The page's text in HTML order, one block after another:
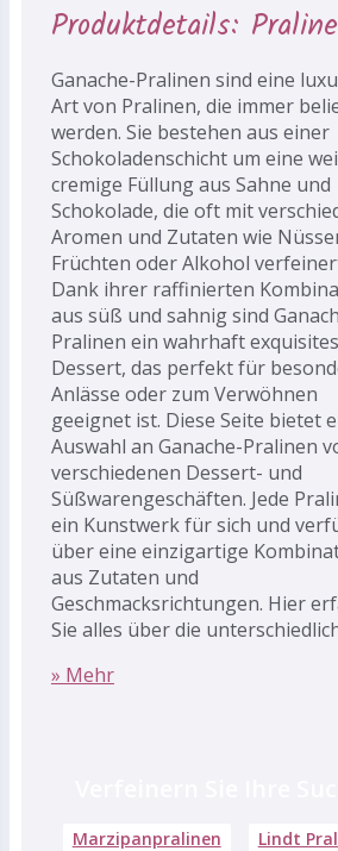
Produktdetails:
Ganache-Pralinen sind eine
Art von Pralinen, die immer
werden. Sie bestehen aus einer
Schokoladenschicht um eine
cremige Füllung aus Sahne und
Schokolade, die oft mit
Aromen und Zutaten wie
Früchten oder Alkohol
Dank ihrer raffinierten
aus süß und sahnig sind
Pralinen ein wahrhaft exquisites
Dessert, das perfekt für
Anlässe oder zum Verwöhnen
geeignet ist. Diese Seite bietet
Auswahl an Ganache-Pralinen
verschiedenen Dessert- und
Süßwarengeschäften. Jede
ein Kunstwerk für sich und
über eine einzigartige
aus Zutaten und
Geschmacksrichtungen. Hier
Sie alles über die
» Mehr
Marzipanpralinen
Lindt